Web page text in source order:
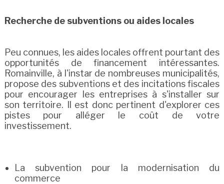
Recherche de subventions ou aides locales
Peu connues, les aides locales offrent pourtant des
opportunités de financement intéressantes.
Romainville, à l'instar de nombreuses municipalités,
propose des subventions et des incitations fiscales
pour encourager les entreprises à s'installer sur
son territoire. Il est donc pertinent d'explorer ces
pistes pour alléger le coût de votre
investissement.
La subvention pour la modernisation du
commerce